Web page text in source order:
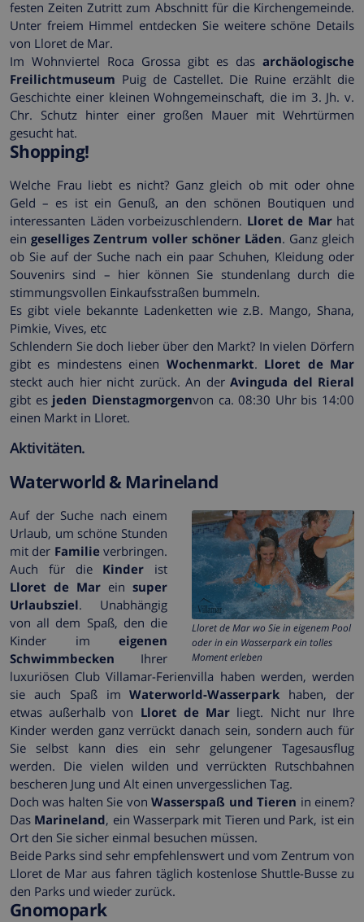
festen Zeiten Zutritt zum Abschnitt für die Kirchengemeinde.
Unter freiem Himmel entdecken Sie weitere schöne Details
von Lloret de Mar.
Im Wohnviertel Roca Grossa gibt es das archäologische
Freilichtmuseum Puig de Castellet. Die Ruine erzählt die
Geschichte einer kleinen Wohngemeinschaft, die im 3. Jh. v.
Chr. Schutz hinter einer großen Mauer mit Wehrtürmen
gesucht hat.
Shopping!
Welche Frau liebt es nicht? Ganz gleich ob mit oder ohne
Geld – es ist ein Genuß, an den schönen Boutiquen und
interessanten Läden vorbeizuschlendern. Lloret de Marhat
ein geselliges Zentrum voller schöner Läden. Ganz gleich
ob Sie auf der Suche nach ein paar Schuhen, Kleidung oder
Souvenirs sind – hier können Sie stundenlang durch die
stimmungsvollen Einkaufsstraßen bummeln.
Es gibt viele bekannte Ladenketten wie z.B. Mango, Shana,
Pimkie, Vives, etc
Schlendern Sie doch lieber über den Markt? In vielen Dörfern
gibt es mindestens einen Wochenmarkt. Lloret de Mar
steckt auch hier nicht zurück. An derAvinguda del Rieral
gibt es jeden Dienstagmorgenvon ca. 08:30 Uhr bis 14:00
einen Markt in Lloret.
Aktivitäten.
Waterworld & Marineland
Lloret de Mar wo Sie in eigenem Pool
oder in ein Wasserpark ein tolles
Moment erleben
Auf der Suche nach einem
Urlaub, um schöne Stunden
mit der Familieverbringen.
Auch für die Kinder ist
Lloret de Mar ein super
Urlaubsziel. Unabhängig
von all dem Spaß, den die
Kinder im eigenen
Schwimmbecken Ihrer
luxuriösen Club Villamar-Ferienvilla haben werden, werden
sie auch Spaß imWaterworld-Wasserpark haben, der
etwas außerhalb von Lloret de Mar liegt. Nicht nur Ihre
Kinder werden ganz verrückt danach sein, sondern auch für
Sie selbst kann dies ein sehr gelungener Tagesausflug
werden. Die vielen wilden und verrückten Rutschbahnen
bescheren Jung und Alt einen unvergesslichen Tag.
Doch was halten Sie vonWasserspaß und Tieren in einem?
Das Marineland, ein Wasserpark mit Tieren und Park, ist ein
Ort den Sie sicher einmal besuchen müssen.
Beide Parks sind sehr empfehlenswert und vom Zentrum von
Lloret de Mar aus fahren täglich kostenlose Shuttle-Busse zu
den Parks und wieder zurück.
Gnomopark